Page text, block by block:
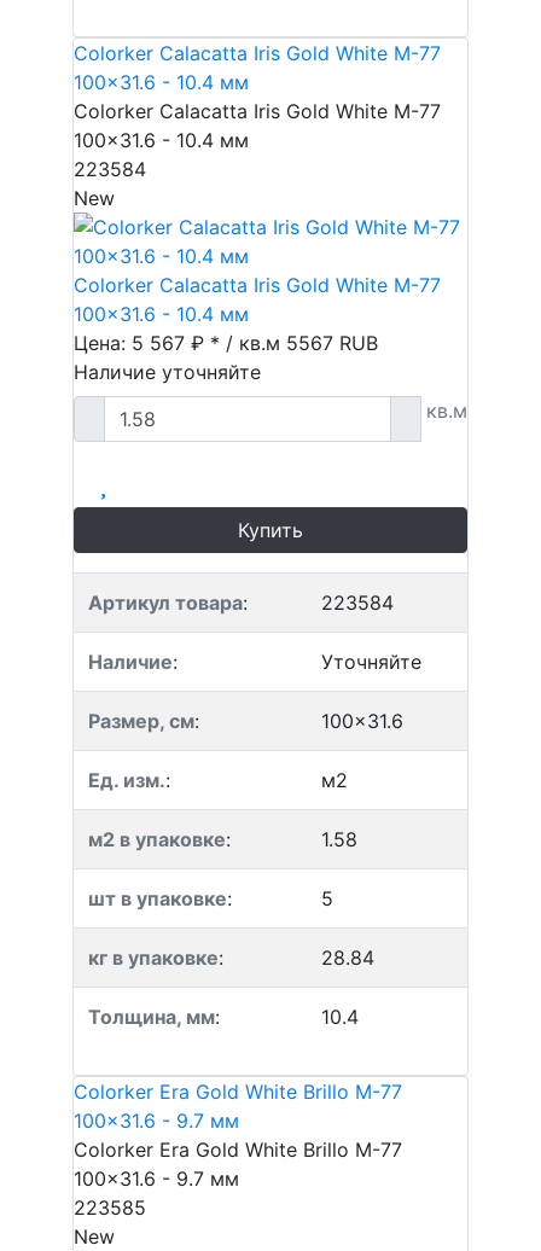
Colorker Calacatta Iris Gold White M-77
100x31.6 - 10.4 мм
Colorker Calacatta Iris Gold White M-77
100x31.6 - 10.4 мм
223584
New
Colorker Calacatta Iris Gold White M-77
100x31.6 - 10.4 мм
Цена: 5 567 ₽ * / кв.м 5567 RUB
Наличие уточняйте
кв.м
Купить
Артикул товара: 223584
Наличие: Уточняйте
Размер, см: 100x31.6
Ед. изм.: м2
м2 в упаковке: 1.58
шт в упаковке: 5
кг в упаковке: 28.84
Толщина, мм: 10.4
Colorker Era Gold White Brillo M-77
100x31.6 - 9.7 мм
Colorker Era Gold White Brillo M-77
100x31.6 - 9.7 мм
223585
New